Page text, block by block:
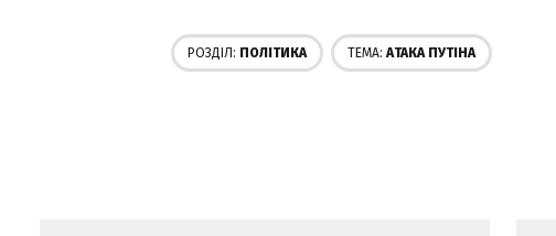
РОЗДІЛ: ПОЛІТИКА ТЕМА: AТАКА ПУТІНА